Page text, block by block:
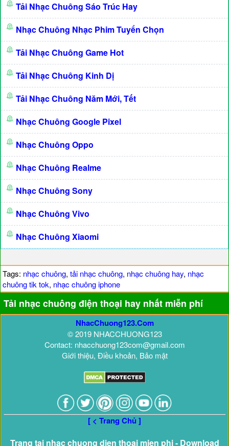
Tải Nhạc Chuông Sáo Trúc Hay
Nhạc Chuông Nhạc Phim Tuyển Chọn
Tải Nhạc Chuông Game Hot
Tải Nhạc Chuông Kinh Dị
Tải Nhạc Chuông Năm Mới, Tết
Nhạc Chuông Google Pixel
Nhạc Chuông Oppo
Nhạc Chuông Realme
Nhạc Chuông Sony
Nhạc Chuông Vivo
Nhạc Chuông Xiaomi
Tags: nhạc chuông, tải nhạc chuông, nhạc chuông hay, nhạc
chuông tik tok, nhạc chuông iphone
Tải nhạc chuông điện thoại hay nhất miễn phí
NhacChuong123.Com
© 2019 NHACCHUONG123
Contact: nhacchuong123com@gmail.com
Giới thiệu, Điều khoản, Bảo mật
[ < Trang Chủ ]
Trang tai nhac chuong dien thoai mien phi - Download